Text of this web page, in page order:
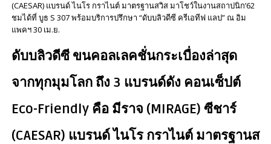
(CAESAR) แบรนด์ ไนโร กราไนต์ มาตรฐานสวิส มาโชว์ในงานสถาปนิก’62
ชมได้ที่ บูธ S 307 พร้อมบริการปรึกษา “ดับบลิวดีซี ครีเอทีฟ แลป” ณ อิม
แพคฯ 30 เม.ย.
ดับบลิวดีซี ขนคอลเลคชั่นกระเบื่องล่าสุด
จากทุกมุมโลก ถึง 3 แบรนด์ดัง คอนเซ็ปต์
Eco-Friendly คือ มีราจ (MIRAGE) ซีชาร์
(CAESAR) แบรนด์ ไนโร กราไนต์ มาตรฐานส